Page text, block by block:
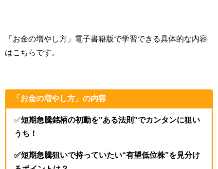
「お金の増やし方」電子書籍版で学習できる具体的な内容
はこちらです。
「お金の増やし方」の内容
✅短期急騰銘柄の初動を"ある法則”でカンタンに狙い
うち！
✅短期急騰狙いで持っていたい“有望低位株”を見分け